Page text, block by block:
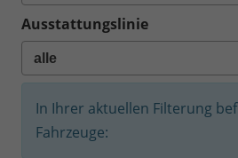
Ausstattungslinie
In Ihrer aktuellen Filterung
Fahrzeuge: